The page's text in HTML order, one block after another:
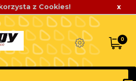
z Cookies! x
0